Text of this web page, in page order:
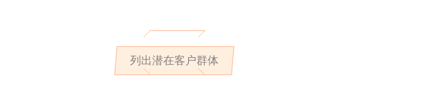
列出潜在客户群体